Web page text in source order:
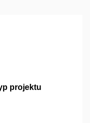
projektu